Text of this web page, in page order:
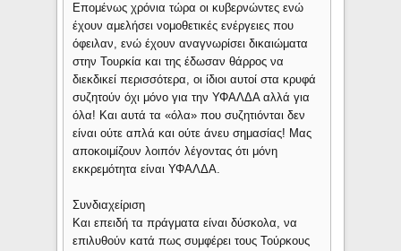
Επομένως χρόνια τώρα οι κυβερνώντες ενώ
έχουν αμελήσει νομοθετικές ενέργειες που
όφειλαν, ενώ έχουν αναγνωρίσει δικαιώματα
στην Τουρκία και της έδωσαν θάρρος να
διεκδικεί περισσότερα, οι ίδιοι αυτοί στα κρυφά
συζητούν όχι μόνο για την ΥΦΑΛΔΑ αλλά για
όλα! Και αυτά τα «όλα» που συζητιόνται δεν
είναι ούτε απλά και ούτε άνευ σημασίας! Μας
αποκοιμίζουν λοιπόν λέγοντας ότι μόνη
εκκρεμότητα είναι ΥΦΑΛΔΑ.
Συνδιαχείριση
Και επειδή τα πράγματα είναι δύσκολα, να
επιλυθούν κατά πως συμφέρει τους Τούρκους